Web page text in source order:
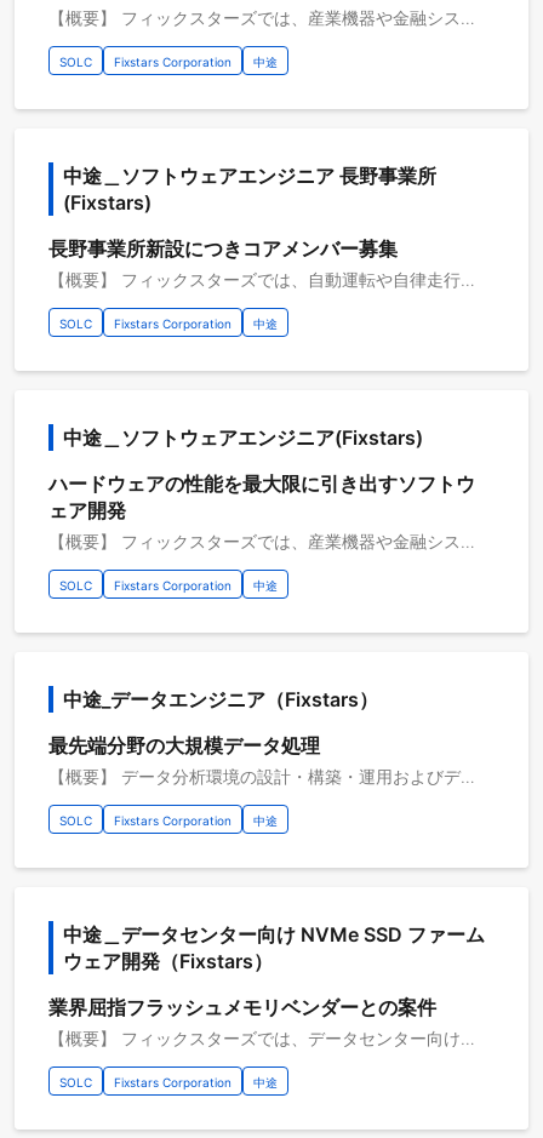
【概要】 フィックスターズでは、産業機器や金融システムの性能向上、最新フラッシュメモリ搭載製品の開発、自動運転や自律走行ロボットの実用化など、様々な課題を持つお客様向けに、ハードウェアの性能を最大限に引き出すソフトウェアの開発を行っています。低レイヤソフトウェア技術、アルゴリズム実装力、各産業・研究分野の知見を活かし、他社にはない高い価値をお客様に提供しています。 【具体的な職務内容】 ・自動運転を実現するためのソフトウェア開発 ・AGV／AMR向けロボットシステム開発、データ分析環境構築、およびデータ分析ソフトウェア開発 ・数理最適化分野のコンサルティング・開発サービスおよび量子コンピュータ等の次世代アクセラレータ向けソフトウェアの開発 ・データセンター向けNVMe SSDファームウェア開発（組込みソフトウェア開発） ・FPGAをアクセラレータとして活用するシステム開発 ・組込み機器に搭載される画像処理・画像認識ソフトウェア開発(例：4K8K機器・ADAS・医療画像処理・検査装置) ・機械学習アルゴリズムや深層学習技術を利用したソフトウェア及びソリューションの開発 ・金融系システム（デリバティブプライシング）開発 【従事すべき業務の変更の範囲】 会社の定める業務全般 【プロジェクトのやりがい】 ・顧客との直接取引が多く、次世代の技術や最先端の技術に携わることができます ・在籍のエンジニアはレベルが高く、新たなスキルを学び、技術者としての経験を積み、成長するのに最適な環境です ・低レイヤのソフトウェア技術が活かせるプロジェクトが多数あります ・ソフトウェアエンジニアでも、技術分野とビジネス分野両方のキャリアパスが用意されています
SOLC Fixstars Corporation 中途
中途＿ソフトウェアエンジニア 長野事業所
(Fixstars)
長野事業所新設につきコアメンバー募集
【概要】 フィックスターズでは、自動運転や自律走行ロボットの実用化や、産業機器や金融システムの性能向上等、 様々な課題を持つお客様向けに、ハードウェアの性能を最大限に引き出すソフトウェアの開発を行っています。 AIモデル開発、アルゴリズム実装力、低レイヤソフトウェア技術、各産業・研究分野の知見を活かし、他社にはない高い価値をお客様に提供しています。 長野事業所新設につき、コアメンバーを募集しています。 【具体的な職務内容】 ・リアルタイム処理を考慮したソフトウェアの開発・エッジデバイス向け移植・高速化 ・画像処理・画像認識アルゴリズムの開発・移植・高速化 ・AIモデル開発・エッジデバイス向け高速化 ・シミュレータを活用したEnd2End自動運転向け評価環境構築・学習データ生成 ・自社プロダクトの特定顧客向けカスタマイズ・支援 ・長野拠点のデータセンター運用 【従事すべき業務の変更の範囲】 会社の定める業務全般 【案件例】 ・自動運転/ADAS向け画像処理アルゴリズム開発・AIソフトウェア開発、高速化 ・コネクテッドカーのクラウドデータ分析基盤構築・設計・運用、データ分析ソフトウェア開発 ・MLOps環境のシステム設計・実装・評価、エッジデバイス向け開発環境構築 ・自動運転シミュレーションプラットフォーム開発 ・産業機器・医用装置向けCPU・GPUソフトウェア高速化 【プロジェクトのやりがい】 ・新設の事業所を立ち上げていくコアメンバーとして活躍できる ・長野を拠点としつつ、東京のメンバーとも連携して最先端の技術に関わることができる ・在籍のエンジニアはレベルが高く、新たなスキルを学び、技術者としての経験を積み、成長するのに最適な環境です 【開発環境】 開発環境：Python3・C++ その他開発環境：Linux 開発支援ツール：Git・GitLab 開発手法：チケット駆動開発 開発内容タイプ：ミドルウェア・コンピュータビジョン・機械学習・AI AI・データ分析：Pytorch・NumPy・OpenCV
SOLC Fixstars Corporation 中途
中途＿ソフトウェアエンジニア(Fixstars)
ハードウェアの性能を最大限に引き出すソフトウ
ェア開発
【概要】 フィックスターズでは、産業機器や金融システムの性能向上、最新フラッシュメモリ搭載製品の開発、自動運転や自律走行ロボットの実用化など、様々な課題を持つお客様向けに、ハードウェアの性能を最大限に引き出すソフトウェアの開発を行っています。低レイヤソフトウェア技術、アルゴリズム実装力、各産業・研究分野の知見を活かし、他社にはない高い価値をお客様に提供しています。 【具体的な職務内容】 ・自動運転を実現するためのソフトウェア開発 ・AGV／AMR向けロボットシステム開発、データ分析環境構築、およびデータ分析ソフトウェア開発 ・数理最適化分野のコンサルティング・開発サービスおよび量子コンピュータ等の次世代アクセラレータ向けソフトウェアの開発 ・データセンター向けNVMe SSDファームウェア開発（組込みソフトウェア開発） ・FPGAをアクセラレータとして活用するシステム開発 ・組込み機器に搭載される画像処理・画像認識ソフトウェア開発(例：4K8K機器・ADAS・医療画像処理・検査装置) ・機械学習アルゴリズムや深層学習技術を利用したソフトウェア及びソリューションの開発 ・金融系システム（デリバティブプライシング）開発 【従事すべき業務の変更の範囲】 会社の定める業務全般 【プロジェクトのやりがい】 ・顧客との直接取引が多く、次世代の技術や最先端の技術に携わることができます ・在籍のエンジニアはレベルが高く、新たなスキルを学び、技術者としての経験を積み、成長するのに最適な環境です ・低レイヤのソフトウェア技術が活かせるプロジェクトが多数あります ・ソフトウェアエンジニアでも、技術分野とビジネス分野両方のキャリアパスが用意されています
SOLC Fixstars Corporation 中途
中途_データエンジニア（Fixstars）
最先端分野の大規模データ処理
【概要】 データ分析環境の設計・構築・運用およびデータ分析ソフトウェア開発 フィックスターズでは、画像検査装置や金融システムの性能向上、自動運転やコネクテッドカー、 自律走行ロボットの実用化など様々な課題を持つお客様向けに、大規模データ分析環境の設計から構築・運用、およびデータ分析ソフトウェアの開発を行っています。 機械学習技術、アルゴリズム実装力、各産業・研究分野の知見を活かし、 他社にはない高い価値をお客様に提供しています。 【具体的な職務内容】 ・自律走行に関わる分析基盤の設計・構築・運用 ・データ前処理アルゴリズムの検討・高速化 ・データ分析ソフトウェアの開発・高速化 ・実データを用いた分析 【従事すべき業務の変更の範囲】 会社の定める業務全般 【案件例】 ・大規模データ取り込みパイプラインの設計・実装 ・データ抽出から可視化までをシームレスに行うアプリケーションの開発 【プロジェクトのやりがい】 ・日々注目が高まる自律走行分野の最先端に関わることができる ・実際の自律走行で得られた大規模データを扱うことができる ・自身の技術を発揮して、自動化世界の実現に携わることができる ・機械学習や最適化のスペシャリスト、自律走行エンジニア達との技術共有によるスキルアップができる 【開発環境】 開発環境：Ubuntu フレームワーク：PyTorch・OpenCV データベース：PostgreSQL・MySQL・DynamoDB・Snowflake・Databricks 開発支援ツール：JIRA・Confluence・Git・GitHub・GitHub Actions・GitLab・Apache Airflow・SageMaker AI 開発手法：Agile 開発内容タイプ：B2B・リサーチ・SaaS・解析・機械学習・AI・インフラ設計・データベース設計・チューニング・モビリティ（自動運転・交通関連） クラウドプラットフォーム：Amazon Web Service・Microsoft Azure・Google Cloud Platform インフラ管理：Terraform・AWS CloudFormation・Ansible・Docker・Kubernetes・Amazon ECS AI・データ分析：Apache Spark・Amazon Athena・pandas・Jupyter notebook・matplotlib・Plotly・NumPy・Streamlit・Apache Iceberg
SOLC Fixstars Corporation 中途
中途＿データセンター向け NVMe SSD ファーム
ウェア開発（Fixstars）
業界屈指フラッシュメモリベンダーとの案件
【概要】 フィックスターズでは、データセンター向けSSD製品の三次元フラッシュメモリを制御するコントローラ向けのファームウェアおよびデバイスドライバの開発を行っています。フラッシュメモリは微細化、三次元化、大容量化により制御が年々複雑化する上、ハードウェアに関する特殊な知識が必要です。また、製品レベルの品質を担保し、スケジュールを順守するため、高い専門性と技術力を持つエンジニアが数十名規模で開発を行っています。 【具体的な職務内容】 ・ARMを使用したマルチコアSoCの組込み開発（C言語中心） ・周辺ハードウェアの制御、NAND FLASHの制御などの低レイヤの機能開発 ・ガーベージコレクションを始め、上位レイヤの機能開発 ・開発TAT向上のためのツール開発・自動化環境構築 【従事すべき業務の変更の範囲】 会社の定める業務全般 【プロジェクトのやりがい】 ・AI業界を支える世界最先端のデータセンターで利用される高性能のストレージ製品の開発に携わることができる。 ・安定・高スループット、低レイテンシ(高IOPS)を実現するための設計・実装に携われる ・技術的な好奇心の強い仲間と開発をともにすることで、自身のスキルアップも図れる ・数十名規模の大規模開発の中でリーダーシップを発揮して業務を推進していくことができる ・PCI Expressを含め、今後数年先の最新の技術に触れていくことができる ・大規模開発のチームビルディングなどのエンジニアリングマネージャーからリードエンジニアまで幅広いキャリアパスがある 【開発環境】 開発環境：C・Python3 その他開発環境：Linux 開発支援ツール：Redmine・Subversion・GitLab 開発手法：ウォーターフォール 開発内容タイプ：B2B
SOLC Fixstars Corporation 中途